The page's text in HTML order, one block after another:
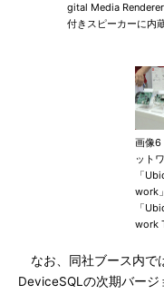
gital Media
付きスピーカーに内
画像
ット
「
work
「
work
なお、同社ブース内で
DeviceSQLの次期バー